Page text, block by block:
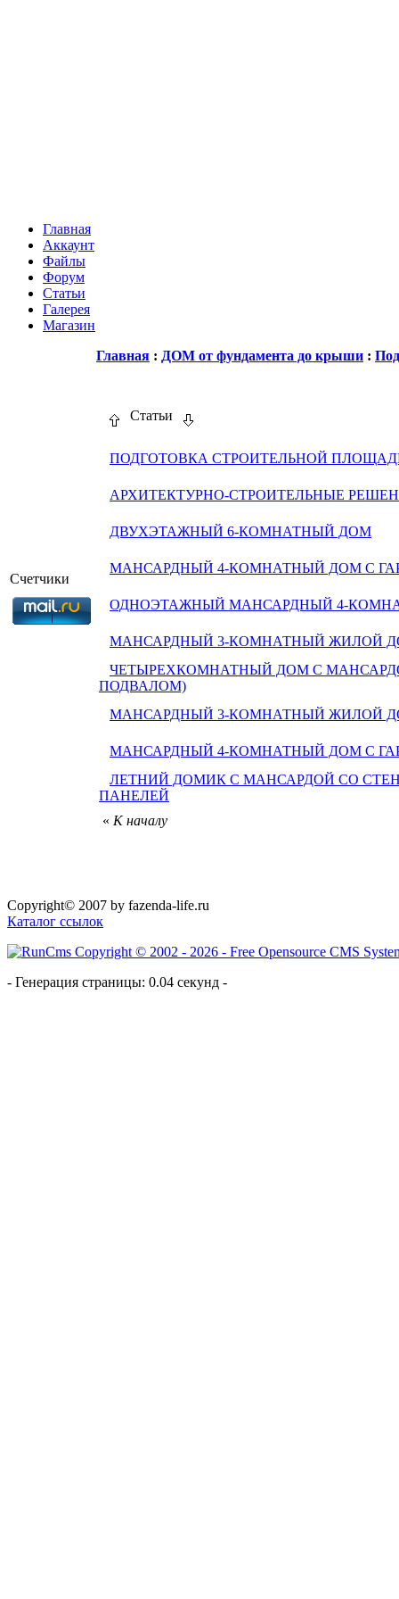
Главная
Аккаунт
Файлы
Форум
Статьи
Галерея
Магазин
Счетчики
Главная : ДОМ от фундамента до крыши :
Статьи
ПОДГОТОВКА СТРОИТЕЛЬНОЙ
АРХИТЕКТУРНО-СТРОИТЕЛЬНЫЕ
ДВУХЭТАЖНЫЙ 6-КОМНАТНЫЙ ДОМ
МАНСАРДНЫЙ 4-КОМНАТНЫЙ ДОМ С
ОДНОЭТАЖНЫЙ МАНСАРДНЫЙ 4-
МАНСАРДНЫЙ 3-КОМНАТНЫЙ ЖИЛОЙ
ЧЕТЫРЕХКОМНАТНЫЙ ДОМ С
ПОДВАЛОМ)
МАНСАРДНЫЙ 3-КОМНАТНЫЙ ЖИЛОЙ
МАНСАРДНЫЙ 4-КОМНАТНЫЙ ДОМ С
ЛЕТНИЙ ДОМИК С МАНСАРДОЙ СО
ПАНЕЛЕЙ
« К началу
Copyright© 2007 by fazenda-life.ru
Каталог ссылок
- Генерация страницы: 0.04 секунд -